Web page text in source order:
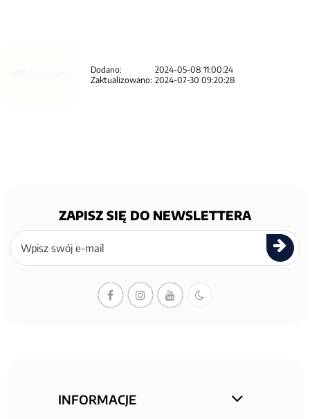
Dodano:
2024-05-08 11:00:24
Zaktualizowano: 2024-07-30 09:20:28
ZAPISZ SIĘ DO NEWSLETTERA
Zapisz
się
newslettera
INFORMACJE